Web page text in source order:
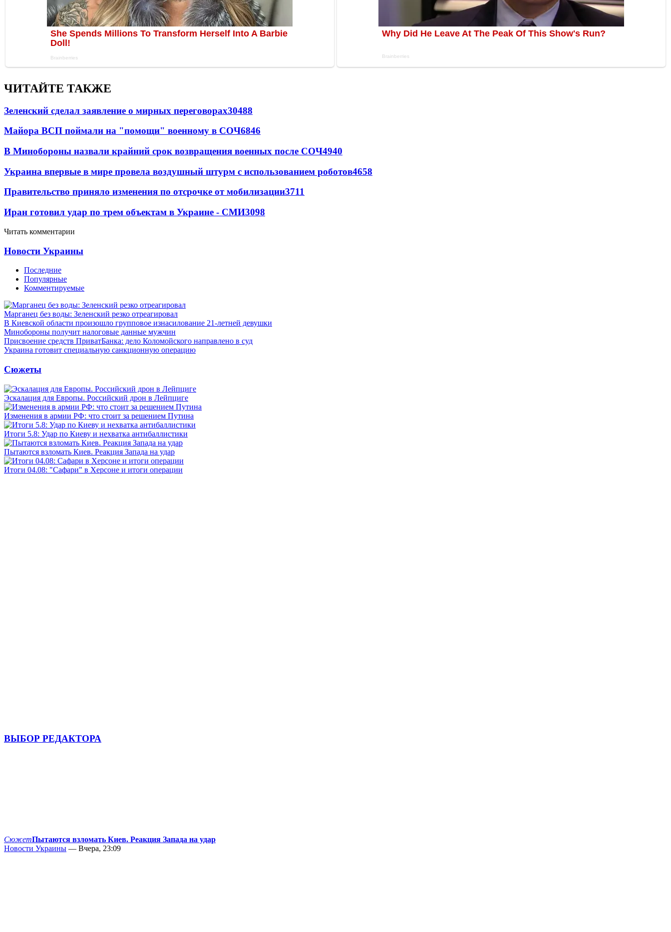
ЧИТАЙТЕ ТАКЖЕ
Зеленский сделал заявление о мирных переговорах30488
Майора ВСП поймали на "помощи" военному в СОЧ6846
В Минобороны назвали крайний срок возвращения военных после СОЧ4940
Украина впервые в мире провела воздушный штурм с использованием роботов4658
Правительство приняло изменения по отсрочке от мобилизации3711
Иран готовил удар по трем объектам в Украине - СМИ3098
Читать комментарии
Новости Украины
Последние
Популярные
Комментируемые
Марганец без воды: Зеленский резко отреагировал
В Киевской области произошло групповое изнасилование 21-летней девушки
Минобороны получит налоговые данные мужчин
Присвоение средств ПриватБанка: дело Коломойского направлено в суд
Украина готовит специальную санкционную операцию
Сюжеты
Эскалация для Европы. Российский дрон в Лейпциге
Изменения в армии РФ: что стоит за решением Путина
Итоги 5.8: Удар по Киеву и нехватка антибаллистики
Пытаются взломать Киев. Реакция Запада на удар
Итоги 04.08: "Сафари" в Херсоне и итоги операции
ВЫБОР РЕДАКТОРА
СюжетПытаются взломать Киев. Реакция Запада на удар
Новости Украины — Вчера, 23:09